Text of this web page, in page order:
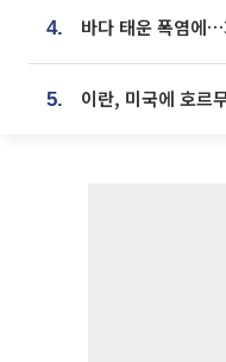
4. 바다 태운 폭염에…
5.